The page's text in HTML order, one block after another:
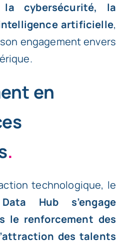
la cybersécurité, la
artificielle,
engagement envers
en
.
technologique, le
Hub s’engage
le renforcement des
des talents